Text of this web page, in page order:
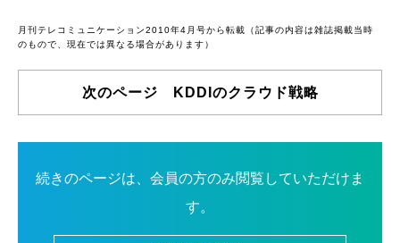
月刊テレコミュニケーション2010年4月号から転載（記事の内容は雑誌掲載当時
のもので、現在では異なる場合があります）
次のページ KDDIのクラウド戦略
続きのページは、会員の方のみ閲覧していただけま
す。